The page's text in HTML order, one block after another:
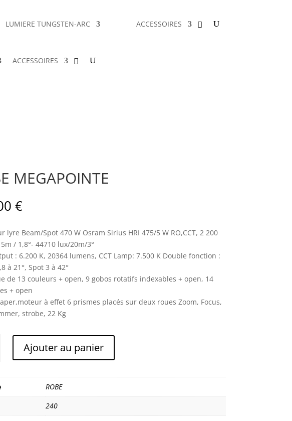
LUMIERE TUNGSTEN-ARC ACCESSOIRES
ACCESSOIRES
MEGAPOINTE
€
lyre Beam/Spot 470 W Osram Sirius HRI 475/5 W RO,CCT, 2 200
/ 1,8°- 44710 lux/20m/3°
: 6.200 K, 20364 lumens, CCT Lamp: 7.500 K Double fonction :
à 21°, Spot 3 à 42°
de 13 couleurs + open, 9 gobos rotatifs indexables + open, 14
+ open
à effet 6 prismes placés sur deux roues Zoom, Focus,
strobe, 22 Kg
Ajouter au panier
ROBE
240